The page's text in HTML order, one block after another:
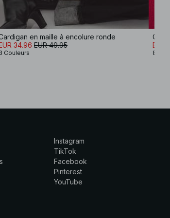
en maille à encolure ronde
34.96 EUR 49.95
Couleurs
EUR
8
Instagram
TikTok
Facebook
Pinterest
YouTube